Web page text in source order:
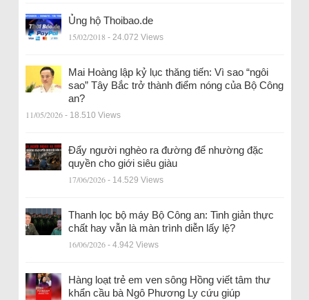
Ủng hộ Thoibao.de
15/02/2018 - 24.072 Views
Mai Hoàng lập kỷ lục thăng tiến: Vì sao “ngôi
sao” Tây Bắc trở thành điểm nóng của Bộ Công
an?
11/05/2026 - 18.510 Views
Đẩy người nghèo ra đường để nhường đặc
quyền cho giới siêu giàu
17/06/2026 - 14.529 Views
Thanh lọc bộ máy Bộ Công an: Tinh giản thực
chất hay vẫn là màn trình diễn lấy lệ?
16/06/2026 - 4.942 Views
Hàng loạt trẻ em ven sông Hồng viết tâm thư
khẩn cầu bà Ngô Phương Ly cứu giúp